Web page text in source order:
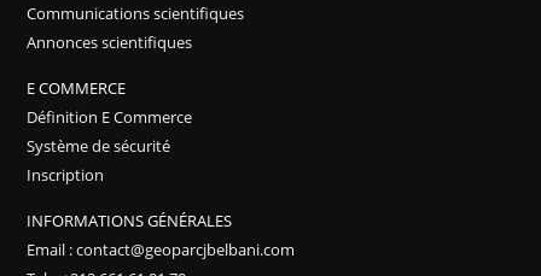
Communications scientifiques
Annonces scientifiques
E COMMERCE
Définition E Commerce
Système de sécurité
Inscription
INFORMATIONS GÉNÉRALES
Email : contact@geoparcjbelbani.com